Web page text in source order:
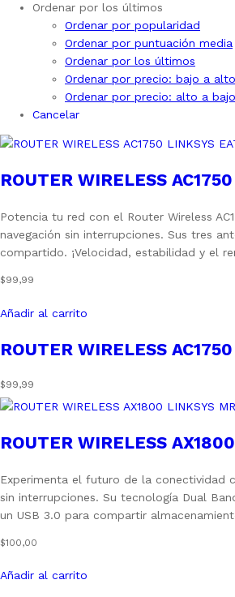
Ordenar por los últimos
Ordenar por popularidad
Ordenar por puntuación media
Ordenar por los últimos
Ordenar por precio: bajo a alto
Ordenar por precio: alto a bajo
ROUTER WIRELESS
Potencia tu red con el Router Wireless
navegación sin interrupciones. Sus tres
compartido. ¡Velocidad, estabilidad y el
$99,99
Añadir al carrito
ROUTER WIRELESS
$99,99
ROUTER WIRELESS
Experimenta el futuro de la conectividad
sin interrupciones. Su tecnología Dual
un USB 3.0 para compartir
$100,00
Añadir al carrito